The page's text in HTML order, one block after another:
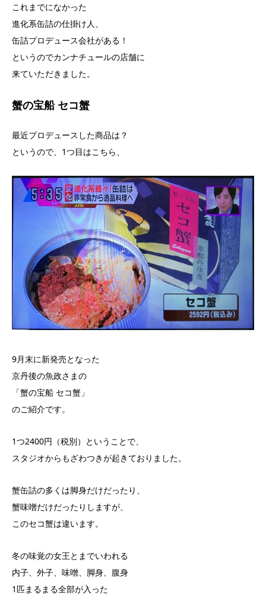
これまでになかった
進化系缶詰の仕掛け人、
缶詰プロデュース会社がある！
というのでカンナチュールの店舗に
来ていただきました。
蟹の宝船 セコ蟹
最近プロデュースした商品は？
というので、1つ目はこちら、
9月末に新発売となった
京丹後の魚政さまの
「蟹の宝船 セコ蟹」
のご紹介です。
1つ2400円（税別）ということで、
スタジオからもざわつきが起きておりました。
蟹缶詰の多くは脚身だけだったり、
蟹味噌だけだったりしますが、
このセコ蟹は違います。
冬の味覚の女王とまでいわれる
内子、外子、味噌、脚身、腹身
1匹まるまる全部が入った